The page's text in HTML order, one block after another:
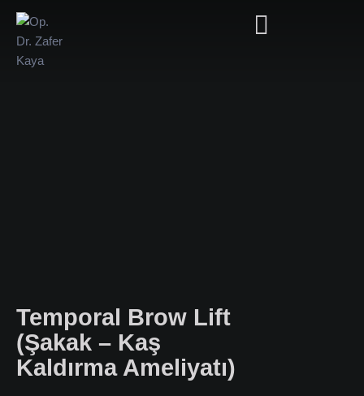
Temporal Brow Lift
(Şakak – Kaş
Kaldırma Ameliyatı)